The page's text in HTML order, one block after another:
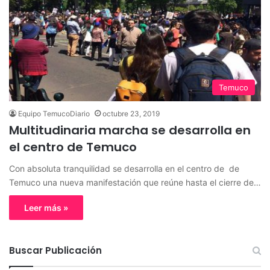
Temuco
Equipo TemucoDiario octubre 23, 2019
Multitudinaria marcha se desarrolla en
el centro de Temuco
Con absoluta tranquilidad se desarrolla en el centro de de
Temuco una nueva manifestación que reúne hasta el cierre de…
Leer más »
Buscar Publicación